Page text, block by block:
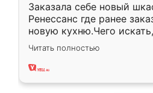
Заказала себе новый
Ренессанс где ранее
новую кухню.Чего
вполне довольна. Служит
два года, нареканий нет.
Читать полностью